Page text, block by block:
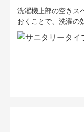
洗濯機上部の空きス
おくことで、洗濯の